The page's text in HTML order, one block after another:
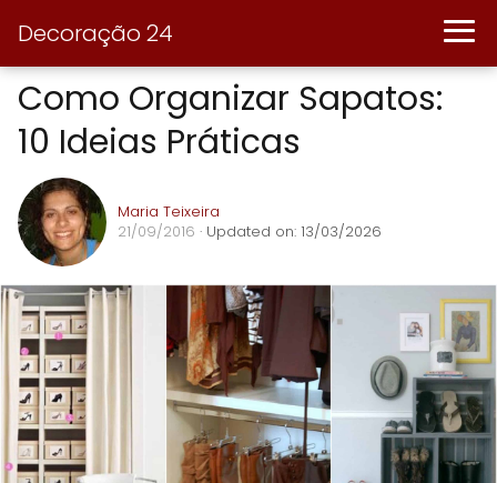
Decoração 24
Como Organizar Sapatos:
10 Ideias Práticas
Maria Teixeira
21/09/2016 · Updated on: 13/03/2026